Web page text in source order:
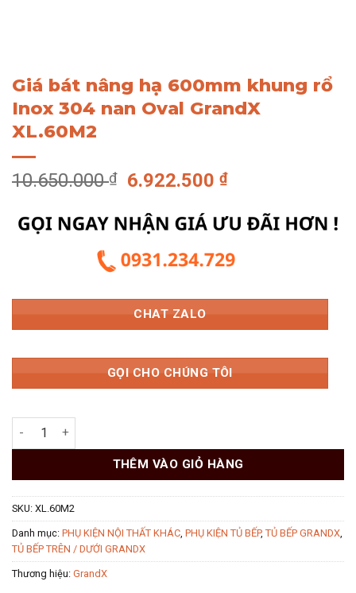
Giá bát nâng hạ 600mm khung rổ
Inox 304 nan Oval GrandX
XL.60M2
10.650.000₫
Giá
là:
10.650.000 ₫.
6.922.500₫Giá
tại
là:
6.922.500 ₫.
CHAT ZALO
GỌI CHO CHÚNG TÔI
Giá bát nâng hạ 600mm khung rổ Inox 304 nan Oval GrandX
THÊM VÀO GIỎ HÀNG
SKU: XL.60M2
Danh mục: PHỤ KIỆN NỘI THẤT KHÁC, PHỤ KIỆN TỦ BẾP, TỦ BẾP GRANDX,
TỦ BẾP TRÊN / DƯỚI GRANDX
Thương hiệu: GrandX